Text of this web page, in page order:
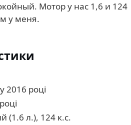
Мотор у нас 1,6 и 124
у меня.
2016 році
(1.6 л.), 124 к.с.